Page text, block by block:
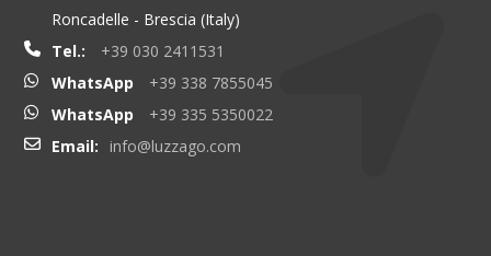
Roncadelle - Brescia (Italy)
Tel.:
+39 030 2411531
WhatsApp
+39 338 7855045
WhatsApp
+39 335 5350022
Email:
info@luzzago.com